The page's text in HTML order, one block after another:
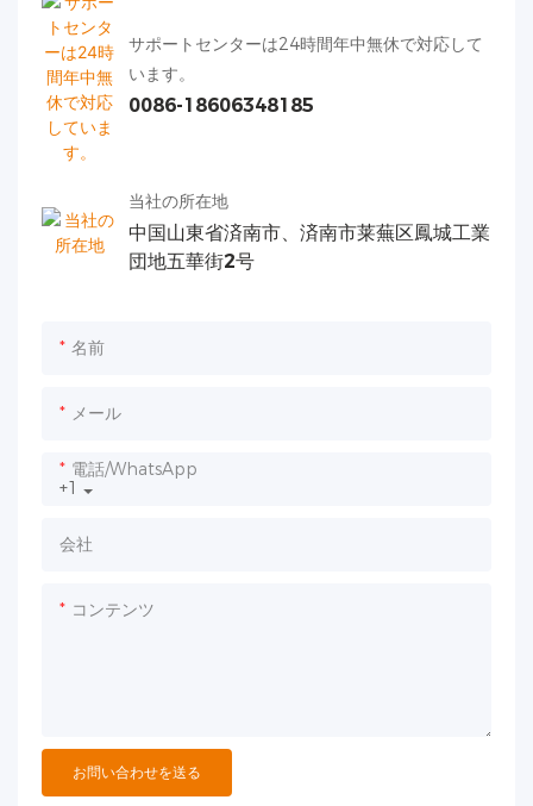
サポートセンターは24時間年中無休で対応して
います。
0086-18606348185
当社の所在地
中国山東省済南市、済南市莱蕪区鳳城工業
団地五華街2号
名前
メール
+1
電話/WhatsApp
会社
コンテンツ
お問い合わせを送る